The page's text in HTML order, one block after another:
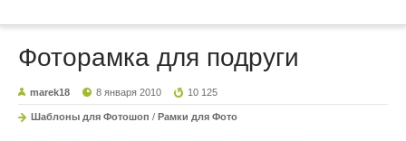
Фоторамка для подруги
marek18 8 января 2010 10 125
Шаблоны для Фотошоп / Рамки для Фото